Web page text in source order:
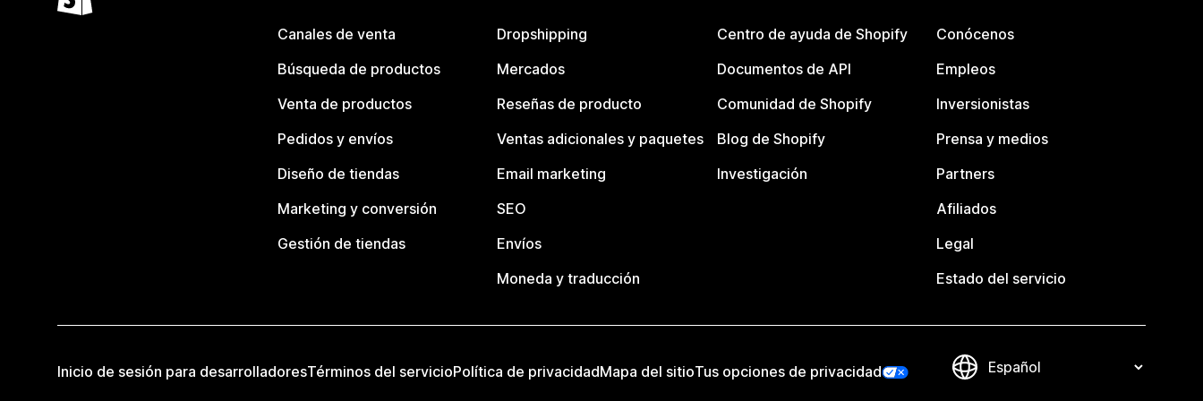
Canales de venta
Búsqueda de productos
Venta de productos
Pedidos y envíos
Diseño de tiendas
Marketing y conversión
Gestión de tiendas
Dropshipping
Mercados
Reseñas de producto
Ventas adicionales y paquetes
Email marketing
SEO
Envíos
Moneda y traducción
Centro de ayuda de Shopify
Documentos de API
Comunidad de Shopify
Blog de Shopify
Investigación
Conócenos
Empleos
Inversionistas
Prensa y medios
Partners
Afiliados
Legal
Estado del servicio
Inicio de sesión para desarrolladoresTérminos del servicioPolítica de privacidadMapa del sitioTus opciones de privacidad